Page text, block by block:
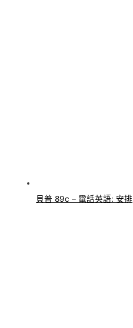
貝普 89c – 電話英語: 安排